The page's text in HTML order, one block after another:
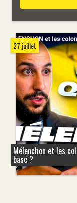
27 juillet
Mélenchon et les
basé ?